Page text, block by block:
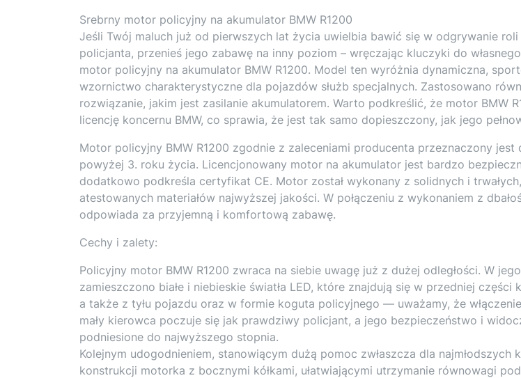
Srebrny motor policyjny na akumulator BMW R1200
Jeśli Twój maluch już od pierwszych lat życia uwielbia bawić się w odgrywanie
policjanta, przenieś jego zabawę na inny poziom – wręczając kluczyki do
motor policyjny na akumulator BMW R1200. Model ten wyróżnia dynamiczna,
wzornictwo charakterystyczne dla pojazdów służb specjalnych. Zastosowano
rozwiązanie, jakim jest zasilanie akumulatorem. Warto podkreślić, że motor BMW
licencję koncernu BMW, co sprawia, że jest tak samo dopieszczony, jak jego
Motor policyjny BMW R1200 zgodnie z zaleceniami producenta przeznaczony
powyżej 3. roku życia. Licencjonowany motor na akumulator jest bardzo
dodatkowo podkreśla certyfikat CE. Motor został wykonany z solidnych i
atestowanych materiałów najwyższej jakości. W połączeniu z wykonaniem z
odpowiada za przyjemną i komfortową zabawę.
Cechy i zalety:
Policyjny motor BMW R1200 zwraca na siebie uwagę już z dużej odległości. W
zamieszczono białe i niebieskie światła LED, które znajdują się w przedniej części
a także z tyłu pojazdu oraz w formie koguta policyjnego — uważamy, że
mały kierowca poczuje się jak prawdziwy policjant, a jego bezpieczeństwo i
podniesione do najwyższego stopnia.
Kolejnym udogodnieniem, stanowiącym dużą pomoc zwłaszcza dla najmłodszych
konstrukcji motorka z bocznymi kółkami, ułatwiającymi utrzymanie równowagi